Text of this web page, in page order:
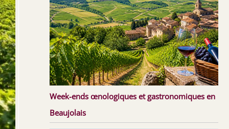
Week-ends œnologiques et gastronomiques en
Beaujolais